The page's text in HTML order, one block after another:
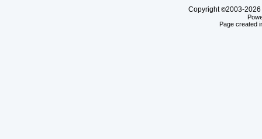
Copyright©2003-2026
Page created